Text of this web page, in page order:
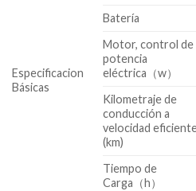
Especificacion
Básicas
Batería
Motor, control de
potencia
eléctrica（w）
Kilometraje de
conducción a
velocidad
(km)
Tiempo de
Carga（h）